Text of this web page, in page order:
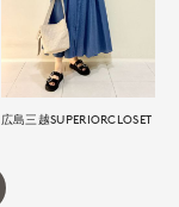
広島三越SUPERIORCLOSET